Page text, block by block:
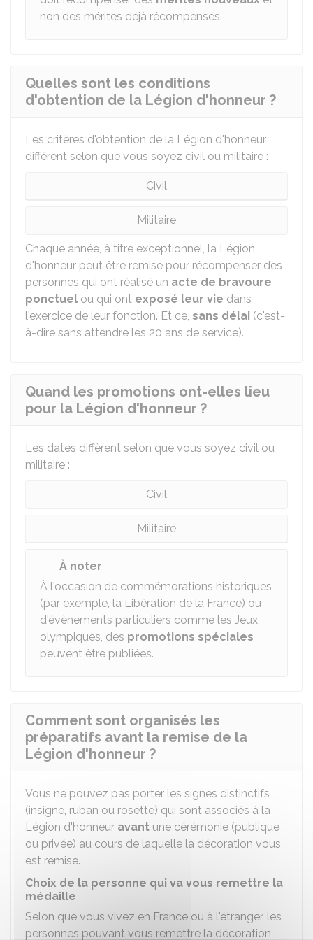
non des mérites déjà récompensés.
Quelles sont les conditions
d'obtention de la Légion d'honneur ?
Les critères d'obtention de la Légion d'honneur
diffèrent selon que vous soyez civil ou militaire :
Civil
Militaire
Chaque année, à titre exceptionnel, la Légion
d'honneur peut être remise pour récompenser des
personnes qui ont réalisé un acte de bravoure
ponctuel ou qui ont exposé leur vie dans
l'exercice de leur fonction. Et ce, sans délai (c'est-
à-dire sans attendre les 20 ans de service).
Quand les promotions ont-elles lieu
pour la Légion d'honneur ?
Les dates diffèrent selon que vous soyez civil ou
militaire :
Civil
Militaire
À noter
À l'occasion de commémorations historiques
(par exemple, la Libération de la France) ou
d'évènements particuliers comme les Jeux
olympiques, des promotions spéciales
peuvent être publiées.
Comment sont organisés les
préparatifs avant la remise de la
Légion d'honneur ?
Vous ne pouvez pas porter les signes distinctifs
(insigne, ruban ou rosette) qui sont associés à la
Légion d'honneur avant une cérémonie (publique
ou privée) au cours de laquelle la décoration vous
est remise.
Choix de la personne qui va vous remettre la
médaille
Selon que vous vivez en France ou à l'étranger, les
personnes pouvant vous remettre la décoration